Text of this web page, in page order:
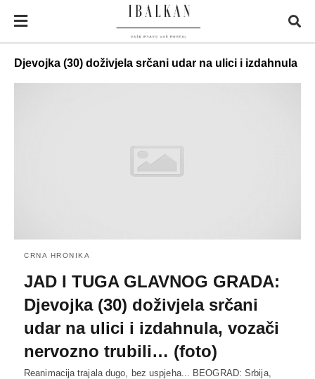
Djevojka (30) doživjela srčani udar na ulici i izdahnula
CRNA HRONIKA
JAD I TUGA GLAVNOG GRADA:
Djevojka (30) doživjela srčani
udar na ulici i izdahnula, vozači
nervozno trubili… (foto)
Reanimacija trajala dugo, bez uspjeha... BEOGRAD: Srbija,